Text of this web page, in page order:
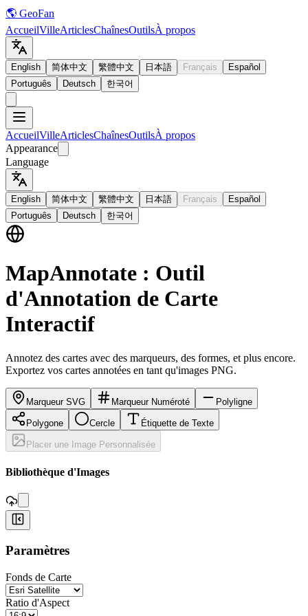
🌎 GeoFan
AccueilVilleArticlesChaînesOutilsÀ propos
English 简体中文 繁體中文 日本語 Français
Español
Português
Deutsch 한국어
AccueilVilleArticlesChaînesOutilsÀ propos
Appearance
Language
English 简体中文 繁體中文 日本語 Français
Español
Português
Deutsch 한국어
MapAnnotate : Outil
d'Annotation de Carte
Interactif
Annotez des cartes avec des marqueurs, des formes, et plus encore.
Exportez vos cartes annotées en tant qu'images PNG.
Marqueur SVG Marqueur Numéroté Polyligne
Polygone Cercle Étiquette de Texte
Placer une Image Personnalisée
Bibliothèque d'Images
+
−
Paramètres
Fonds de Carte
Ratio d'Aspect